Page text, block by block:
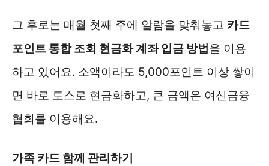
그 후로는 매월 첫째 주에 알람을 맞춰놓고 카드
포인트 통합 조회 현금화 계좌 입금 방법 을 이용
하고 있어요. 소액이라도 5,000포인트 이상 쌓이
면 바로 토스로 현금화하고, 큰 금액은 여신금융
협회를 이용해요.
가족 카드 함께 관리하기